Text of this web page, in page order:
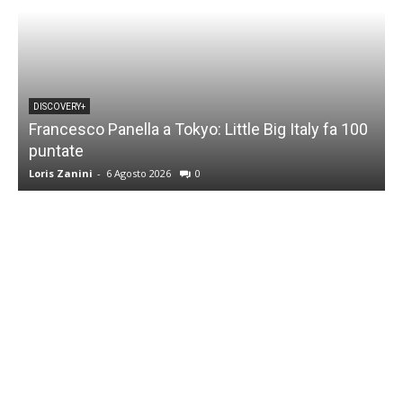
DISCOVERY+
Francesco Panella a Tokyo: Little Big Italy fa 100
puntate
Loris Zanini - 6 Agosto 2026 0